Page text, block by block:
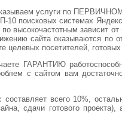
услуги по
10 поисковых системах
высокочастотным зависит
сайта оказываются по
целевых посетителей,
ГАРАНТИЮ
с сайтом вам
всего 10%,
сдачи готового